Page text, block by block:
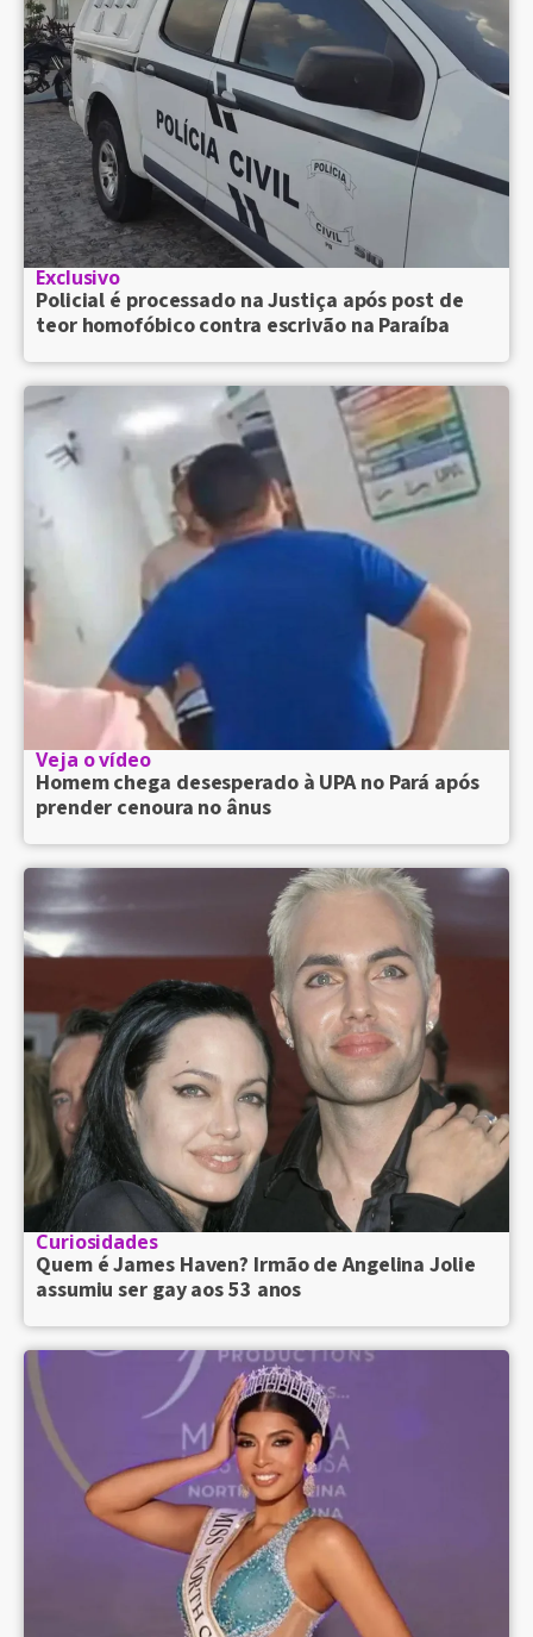
Exclusivo
Policial é processado na Justiça após post de
teor homofóbico contra escrivão na Paraíba
Veja o vídeo
Homem chega desesperado à UPA no Pará após
prender cenoura no ânus
Curiosidades
Quem é James Haven? Irmão de Angelina Jolie
assumiu ser gay aos 53 anos